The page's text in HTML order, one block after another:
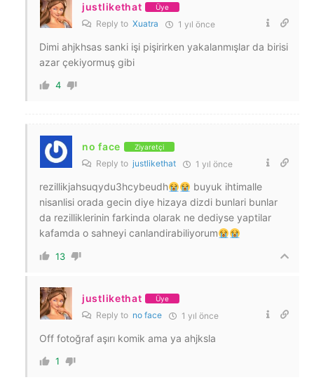
justlikethat Üye
Reply to Xuatra 1 yıl önce
Dimi ahjkhsas sanki işi pişirirken yakalanmışlar da birisi
azar çekiyormuş gibi
4
no face Ziyaretçi
Reply to justlikethat 1 yıl önce
rezillikjahsuqydu3hcybeudh
buyuk ihtimalle
nisanlisi orada gecin diye hizaya dizdi bunlari bunlar
da rezilliklerinin farkinda olarak ne dediyse yaptilar
kafamda o sahneyi canlandirabiliyorum
13
justlikethat Üye
Reply to no face 1 yıl önce
Off fotoğraf aşırı komik ama ya ahjksla
1